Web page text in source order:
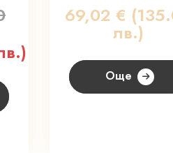
38,85 €
69,02 €
лв.)
Още